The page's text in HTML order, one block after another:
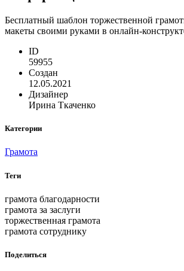
Бесплатный шаблон торжественной
макеты своими руками в онлайн-
ID
59955
Создан
12.05.2021
Дизайнер
Ирина Ткаченко
Категории
Грамота
Теги
грамота благодарности
грамота за заслуги
торжественная грамота
грамота сотруднику
Поделиться